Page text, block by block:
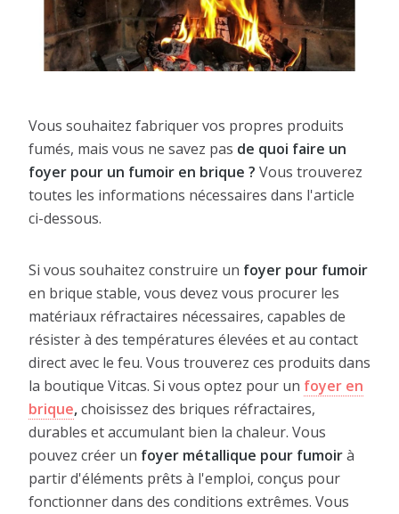
Vous souhaitez fabriquer vos propres produits
fumés, mais vous ne savez pas de quoi faire un
foyer pour un fumoir en brique ? Vous trouverez
toutes les informations nécessaires dans l'article
ci-dessous.
Si vous souhaitez construire un foyer pour fumoir
en brique stable, vous devez vous procurer les
matériaux réfractaires nécessaires, capables de
résister à des températures élevées et au contact
direct avec le feu. Vous trouverez ces produits dans
la boutique Vitcas. Si vous optez pour un foyer en
brique,choisissez des briques réfractaires,
durables et accumulant bien la chaleur. Vous
pouvez créer un foyer métallique pour fumoirà
partir d'éléments prêts à l'emploi, conçus pour
fonctionner dans des conditions extrêmes. Vous